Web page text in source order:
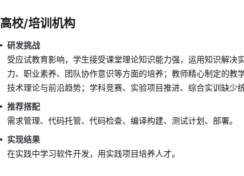
高校/培训机构
研发挑战
受应试教育影响，学生接受课堂理论知识能力强，运用知识解决
力、职业素养、团队协作意识等方面的培养；教师精心制定的教
技术理论与前沿趋势；学科竞赛、实验项目推进、综合实训缺少
推荐搭配
需求管理、代码托管、代码检查、编译构建、测试计划、部署。
实现结果
在实践中学习软件开发，用实践项目培养人才。